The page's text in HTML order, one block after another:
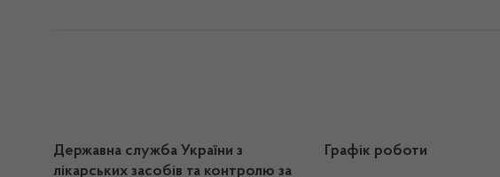
Державна служба України з
лікарських засобів та контролю за
Графік роботи